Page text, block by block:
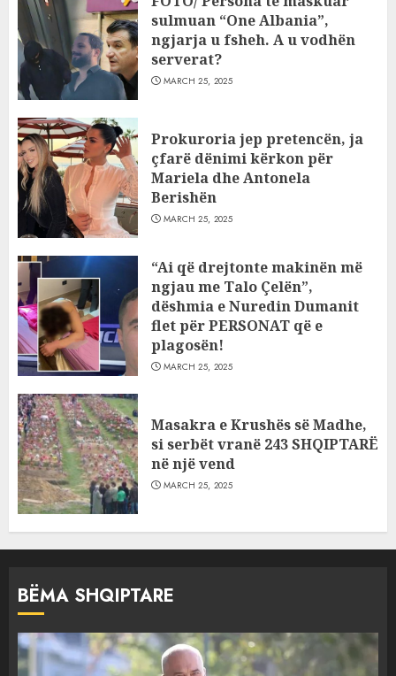
sulmuan “One Albania”,
ngjarja u fsheh. A u vodhën
serverat?
MARCH 25, 2025
Prokuroria jep pretencën, ja
çfarë dënimi kërkon për
Mariela dhe Antonela
Berishën
MARCH 25, 2025
“Ai që drejtonte makinën më
ngjau me Talo Çelën”,
dëshmia e Nuredin Dumanit
flet për PERSONAT që e
plagosën!
MARCH 25, 2025
Masakra e Krushës së Madhe,
si serbët vranë 243 SHQIPTARË
në një vend
MARCH 25, 2025
BËMA SHQIPTARE